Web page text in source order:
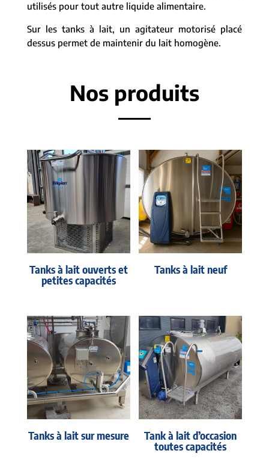
utilisés pour tout autre liquide alimentaire.
Sur les tanks à lait, un agitateur motorisé placé
dessus permet de maintenir du lait homogène.
Nos produits
Tanks à lait ouverts et
petites capacités
Tanks à lait neuf
Tanks à lait sur mesure Tank à lait d’occasion
toutes capacités